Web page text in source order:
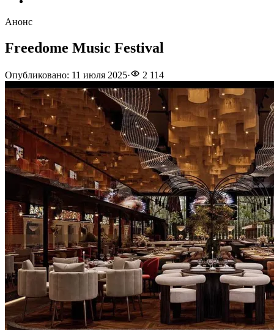
Анонс
Freedome Music Festival
Опубликовано: 11 июля 2025· 2 114